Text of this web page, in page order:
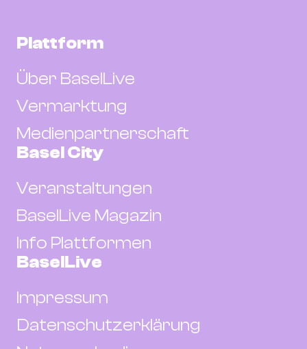
Plattform
Über BaselLive
Vermarktung
Medienpartnerschaft
Basel City
Veranstaltungen
BaselLive Magazin
Info Plattformen
BaselLive
Impressum
Datenschutzerklärung